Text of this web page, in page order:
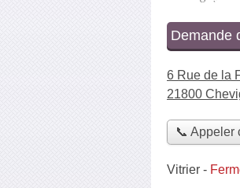
Demande
6 Rue de la
21800
📞 Appeler
Vitrier -